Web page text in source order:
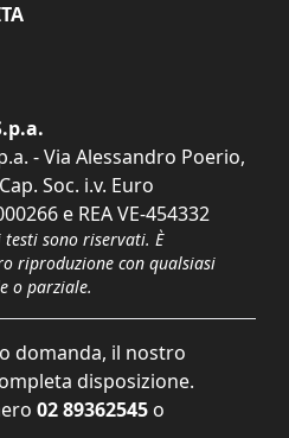
- Via Alessandro Poerio,
Soc. i.v. Euro
e REA VE-454332
sono riservati. È
riproduzione con qualsiasi
o parziale.
domanda, il nostro
disposizione.
02 89362545 o